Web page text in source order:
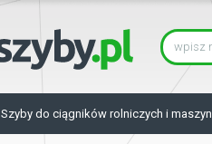
Szyby do ciągników rolniczych i maszyn